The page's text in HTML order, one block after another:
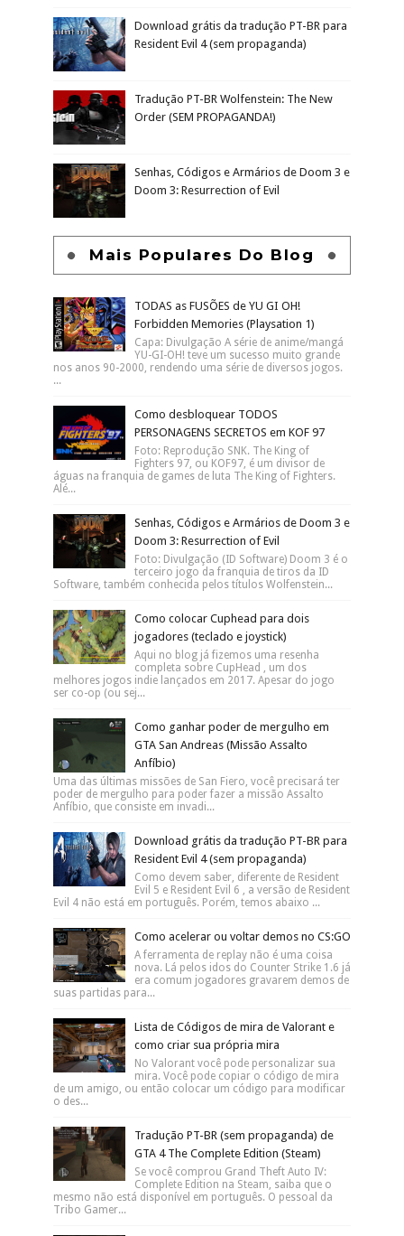
Download grátis da tradução PT-BR para
Resident Evil 4 (sem propaganda)
Tradução PT-BR Wolfenstein: The New
Order (SEM PROPAGANDA!)
Senhas, Códigos e Armários de Doom 3 e
Doom 3: Resurrection of Evil
Mais Populares Do Blog
TODAS as FUSÕES de YU GI OH!
Forbidden Memories (Playsation 1)
Capa: Divulgação A série de anime/mangá
YU-GI-OH! teve um sucesso muito grande
nos anos 90-2000, rendendo uma série de diversos jogos.
...
Como desbloquear TODOS
PERSONAGENS SECRETOS em KOF 97
Foto: Reprodução SNK. The King of
Fighters 97, ou KOF97, é um divisor de
águas na franquia de games de luta The King of Fighters.
Alé...
Senhas, Códigos e Armários de Doom 3 e
Doom 3: Resurrection of Evil
Foto: Divulgação (ID Software) Doom 3 é o
terceiro jogo da franquia de tiros da ID
Software, também conhecida pelos títulos Wolfenstein...
Como colocar Cuphead para dois
jogadores (teclado e joystick)
Aqui no blog já fizemos uma resenha
completa sobre CupHead , um dos
melhores jogos indie lançados em 2017. Apesar do jogo
ser co-op (ou sej...
Como ganhar poder de mergulho em
GTA San Andreas (Missão Assalto
Anfíbio)
Uma das últimas missões de San Fiero, você precisará ter
poder de mergulho para poder fazer a missão Assalto
Anfíbio, que consiste em invadi...
Download grátis da tradução PT-BR para
Resident Evil 4 (sem propaganda)
Como devem saber, diferente de Resident
Evil 5 e Resident Evil 6 , a versão de Resident
Evil 4 não está em português. Porém, temos abaixo ...
Como acelerar ou voltar demos no CS:GO
A ferramenta de replay não é uma coisa
nova. Lá pelos idos do Counter Strike 1.6 já
era comum jogadores gravarem demos de
suas partidas para...
Lista de Códigos de mira de Valorant e
como criar sua própria mira
No Valorant você pode personalizar sua
mira. Você pode copiar o código de mira
de um amigo, ou então colocar um código para modificar
o des...
Tradução PT-BR (sem propaganda) de
GTA 4 The Complete Edition (Steam)
Se você comprou Grand Theft Auto IV:
Complete Edition na Steam, saiba que o
mesmo não está disponível em português. O pessoal da
Tribo Gamer...